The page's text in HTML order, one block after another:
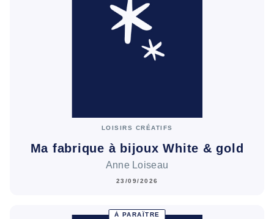
LOISIRS CRÉATIFS
Ma fabrique à bijoux White & gold
Anne Loiseau
23/09/2026
À PARAÎTRE